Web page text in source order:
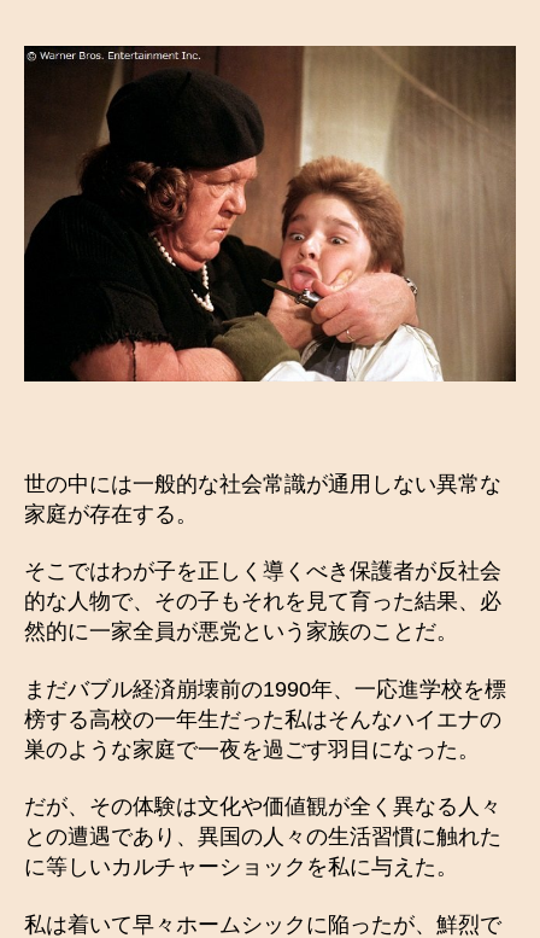
世の中には一般的な社会常識が通用しない異常な
家庭が存在する。
そこではわが子を正しく導くべき保護者が反社会
的な人物で、その子もそれを見て育った結果、必
然的に一家全員が悪党という家族のことだ。
まだバブル経済崩壊前の1990年、一応進学校を標
榜する高校の一年生だった私はそんなハイエナの
巣のような家庭で一夜を過ごす羽目になった。
だが、その体験は文化や価値観が全く異なる人々
との遭遇であり、異国の人々の生活習慣に触れた
に等しいカルチャーショックを私に与えた。
私は着いて早々ホームシックに陥ったが、鮮烈で